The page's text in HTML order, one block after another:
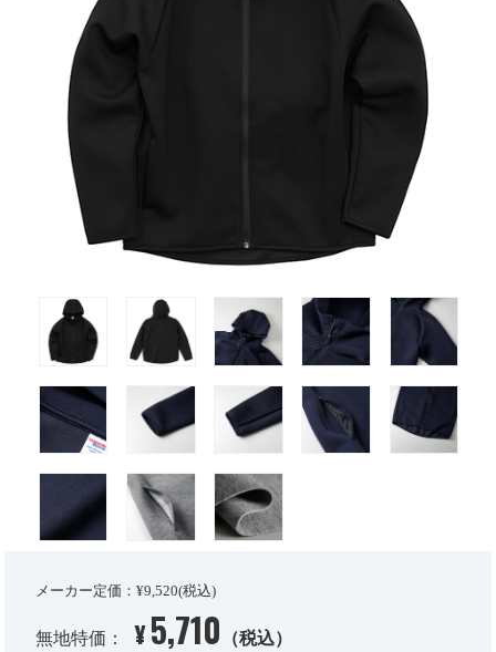
メーカー定価：¥9,520(税込)
無地特価： ¥5,710 （税込）